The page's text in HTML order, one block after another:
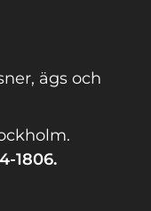
ägs och
1806.